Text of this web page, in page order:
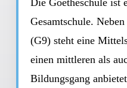
Die Goetheschule ist
Gesamtschule.
(G9) steht eine
einen mittleren als
Bildungsgang